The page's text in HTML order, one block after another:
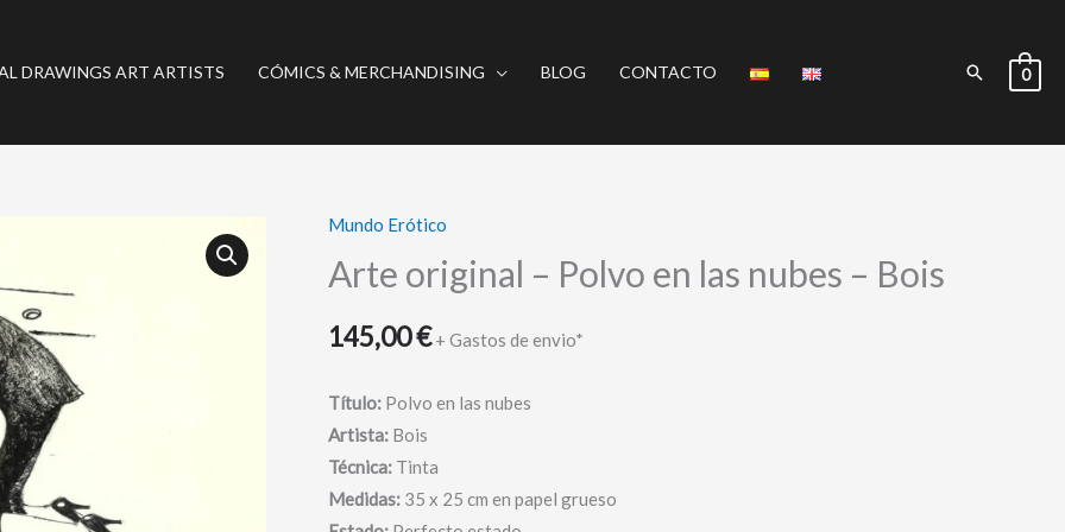
DRAWINGS ART ARTISTS CÓMICS & MERCHANDISING BLOG CONTACTO Buscar
0
Mundo Erótico
Arte original – Polvo en las nubes – Bois
145,00€ + Gastos de envio*
Título: Polvo en las nubes
Artista: Bois
Técnica: Tinta
Medidas: 35 x 25 cm en papel grueso
Arte
original
-
Polvo
las
nubes
-
Bois
cantidad